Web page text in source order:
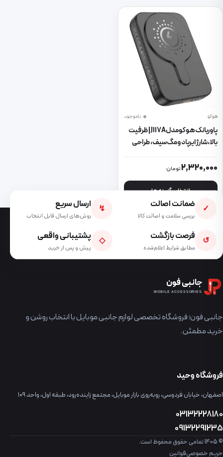
هوکو ناموجود
پاوربانک هوکو مدل J117A | ظرفیت
بالا، شارژ ایرپاد و مگ‌سیف، طراحی
2,320,000تومان
انتخاب گزینه ها
این محصول دارای انواع مختلفی می باشد. گزینه ها ممکن است در
✓ ضمانت اصالت
بررسی سلامت و اصالت کالا
↯ ارسال سریع
روش‌های ارسال قابل انتخاب
↺ فرصت بازگشت
مطابق شرایط اعلام‌شده
◇ پشتیبانی واقعی
پیش و پس از خرید
جانبی فون
MOBILE ACCESSORIES
جانبی فون؛ فروشگاه تخصصی لوازم جانبی موبایل با انتخاب روشن و
خرید مطمئن.
فروشگاه وحید
اصفهان، خیابان فردوسی، روبه‌روی بازار موبایل، مجتمع زاینده‌رود، طبقه اول، واحد ۱۰۹
03132228180
09132291235
© 1405 تمامی حقوق محفوظ است.
حریم خصوصیقوانین